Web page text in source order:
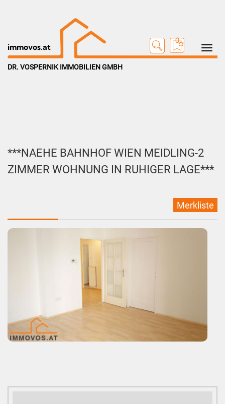
Toggle
immovos.at
0
DR. VOSPERNIK IMMOBILIEN GMBH
***NAEHE BAHNHOF WIEN MEIDLING-2
ZIMMER WOHNUNG IN RUHIGER LAGE***
Merkliste